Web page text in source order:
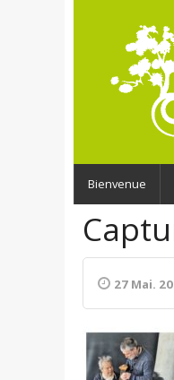
Bienvenue
27 Mai.